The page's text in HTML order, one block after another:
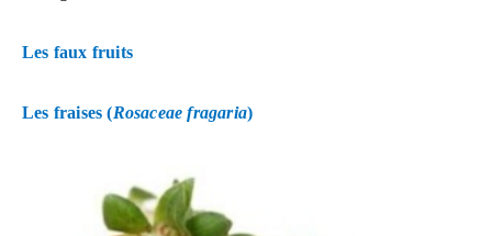
Les faux fruits
Les fraises (Rosaceae fragaria)